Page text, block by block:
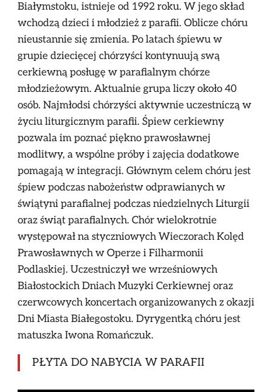
Białymstoku, istnieje od 1992 roku. W jego skład
wchodzą dzieci i młodzież z parafii. Oblicze chóru
nieustannie się zmienia. Po latach śpiewu w
grupie dziecięcej chórzyści kontynuują swą
cerkiewną posługę w parafialnym chórze
młodzieżowym. Aktualnie grupa liczy około 40
osób. Najmłodsi chórzyści aktywnie uczestniczą w
życiu liturgicznym parafii. Śpiew cerkiewny
pozwala im poznać piękno prawosławnej
modlitwy, a wspólne próby i zajęcia dodatkowe
pomagają w integracji. Głównym celem chóru jest
śpiew podczas nabożeństw odprawianych w
świątyni parafialnej podczas niedzielnych Liturgii
oraz świąt parafialnych. Chór wielokrotnie
występował na styczniowych Wieczorach Kolęd
Prawosławnych w Operze i Filharmonii
Podlaskiej. Uczestniczył we wrześniowych
Białostockich Dniach Muzyki Cerkiewnej oraz
czerwcowych koncertach organizowanych z okazji
Dni Miasta Białegostoku. Dyrygentką chóru jest
matuszka Iwona Romańczuk.
PŁYTA DO NABYCIA W PARAFII